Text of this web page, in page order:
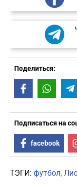
Поделиться:
Facebook
Подписаться на
facebook
ТЭГИ: футбол